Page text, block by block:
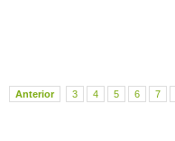
Anterior 3 4 5 6 7